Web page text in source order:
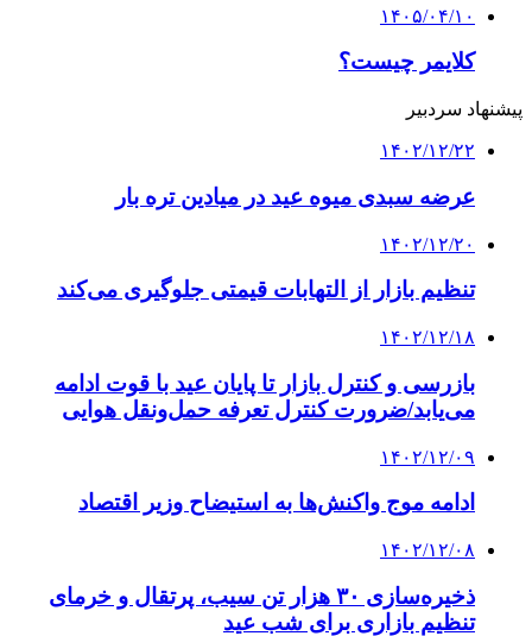
۱۴۰۵/۰۴/۱۰
کلایمر چیست؟
پیشنهاد سردبیر
۱۴۰۲/۱۲/۲۲
عرضه سبدی میوه عید در میادین تره بار
۱۴۰۲/۱۲/۲۰
تنظیم بازار از التهابات قیمتی جلوگیری می‌کند
۱۴۰۲/۱۲/۱۸
بازرسی‌ و کنترل بازار تا پایان عید با قوت ادامه
می‌یابد/ضرورت کنترل تعرفه حمل‌ونقل هوایی
۱۴۰۲/۱۲/۰۹
ادامه موج واکنش‌ها به استیضاح وزیر اقتصاد
۱۴۰۲/۱۲/۰۸
ذخیره‌سازی ۳۰ هزار تن سیب، پرتقال و خرمای
تنظیم بازاری برای شب عید